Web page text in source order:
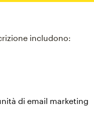
includono:
di email marketing